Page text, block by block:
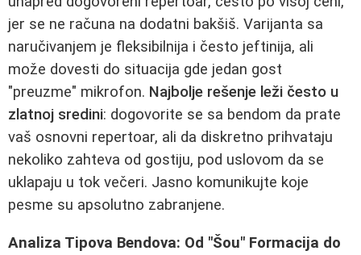
jer se ne računa na dodatni bakšiš. Varijanta sa
naručivanjem je fleksibilnija i često jeftinija, ali
može dovesti do situacija gde jedan gost
"preuzme" mikrofon. Najbolje rešenje leži često u
zlatnoj sredini: dogovorite se sa bendom da prate
vaš osnovni repertoar, ali da diskretno prihvataju
nekoliko zahteva od gostiju, pod uslovom da se
uklapaju u tok večeri. Jasno komunikujte koje
pesme su apsolutno zabranjene.
Analiza Tipova Bendova: Od "Šou" Formacija do